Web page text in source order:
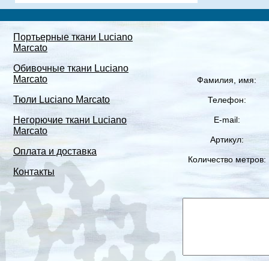
Портьерные ткани Luciano
Marcato
Обивочные ткани Luciano
Marcato
Тюли Luciano Marcato
Негорючие ткани Luciano
Marcato
Оплата и доставка
Контакты
Фамилия, имя:
Телефон:
E-mail:
Артикул:
Количество метров: